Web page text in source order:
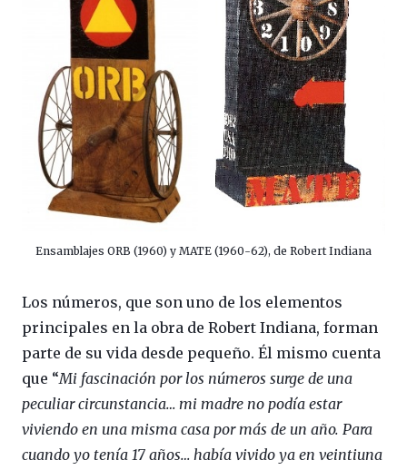
Ensamblajes ORB (1960) y MATE (1960-62), de Robert Indiana
Los números, que son uno de los elementos
principales en la obra de Robert Indiana, forman
parte de su vida desde pequeño. Él mismo cuenta
que “Mi fascinación por los números surge de una
peculiar circunstancia… mi madre no podía estar
viviendo en una misma casa por más de un año. Para
cuando yo tenía 17 años… había vivido ya en veintiuna